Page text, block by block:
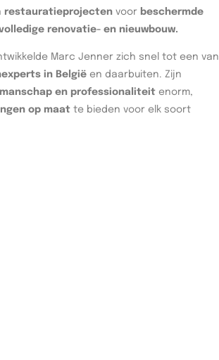
restauratieprojecten voor beschermde
renovatie- en nieuwbouw.
Marc Jenner zich snel tot een van
in België en daarbuiten. Zijn
en professionaliteit enorm,
op maat te bieden voor elk soort